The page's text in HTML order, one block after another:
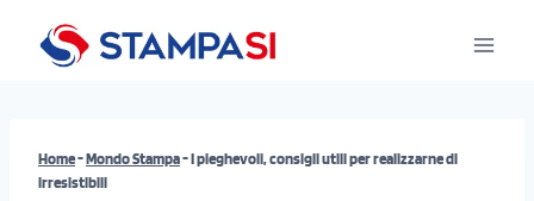
Home-Mondo Stampa-I pieghevoli, consigli utili per realizzarne di
irresistibili